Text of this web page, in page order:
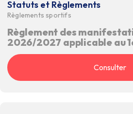
Statuts et Règlements
Règlements sportifs
Règlement des
2026/2027 applicable au
Consulter